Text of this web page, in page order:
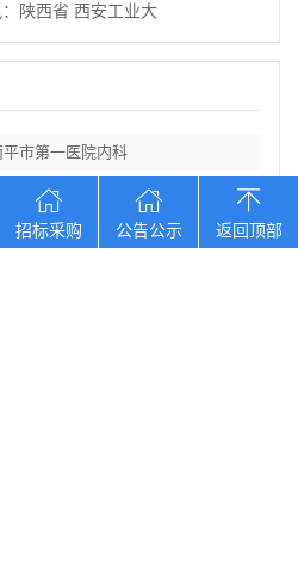
陕西省 西安工业大
市第一医院内科
《铸牢中华民族
年北京协和
招标采购 公告公示 返回顶部